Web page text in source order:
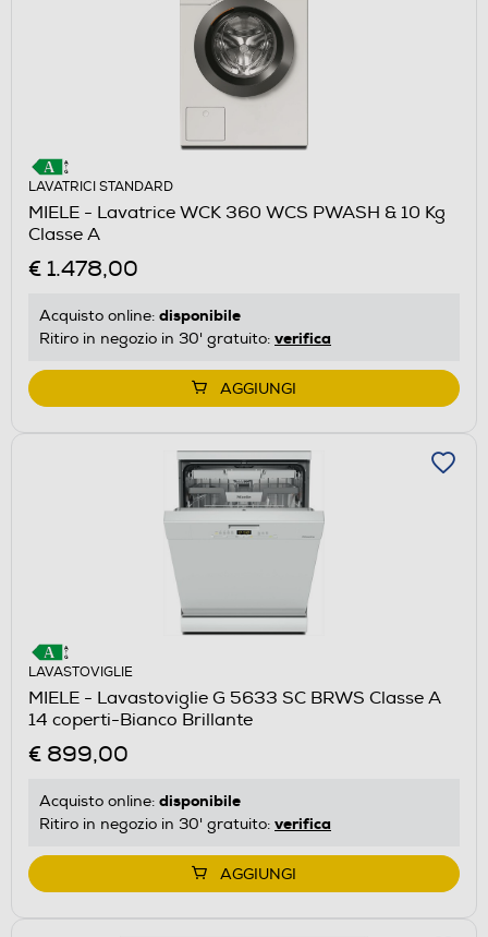
LAVATRICI STANDARD
MIELE - Lavatrice WCK 360 WCS PWASH & 10 Kg
Classe A
€ 1.478,00
Acquisto online: disponibile
Ritiro in negozio in 30' gratuito: verifica
AGGIUNGI
LAVASTOVIGLIE
MIELE - Lavastoviglie G 5633 SC BRWS Classe A
14 coperti-Bianco Brillante
€ 899,00
Acquisto online: disponibile
Ritiro in negozio in 30' gratuito: verifica
AGGIUNGI